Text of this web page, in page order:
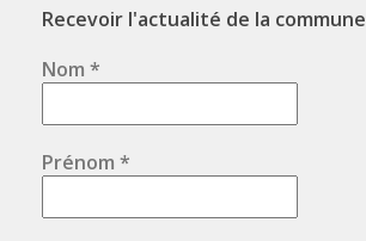
Recevoir l'actualité de la commune
Nom *
Prénom *